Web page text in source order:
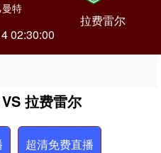
特
02:30:00
拉费雷尔
拉费雷尔
超清免费直播